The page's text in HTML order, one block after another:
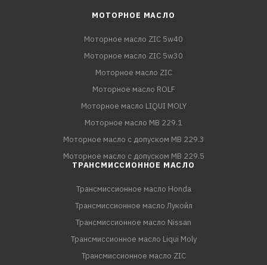
МОТОРНОЕ МАСЛО
Моторное масло ZIC 5w40
Моторное масло ZIC 5w30
Моторное масло ZIC
Моторное масло ROLF
Моторное масло LIQUI MOLY
Моторное масло MB 229.1
Моторное масло с допуском MB 229.3
Моторное масло с допуском MB 229.5
ТРАНСМИССИОННОЕ МАСЛО
Трансмиссионное масло Honda
Трансмиссионное масло Лукойл
Трансмиссионное масло Nissan
Трансмиссионное масло Liqui Moly
Трансмиссионное масло ZIC